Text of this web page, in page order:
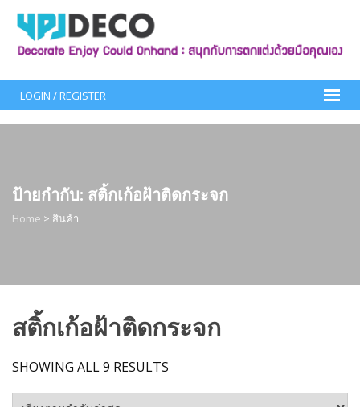
content
LOGIN / REGISTER
ป้ายกำกับ: สติ้กเก้อฝ้าติดกระจก
Home > สินค้า
สติ้กเก้อฝ้าติดกระจก
SHOWING ALL 9 RESULTS